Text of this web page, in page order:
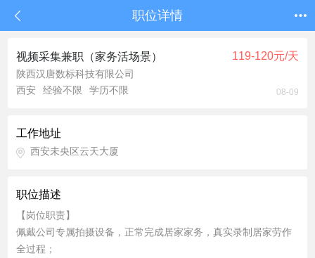
职位详情
视频采集兼职（家务活场景） 119-120元/天
陕西汉唐数标科技有限公司
西安
经验不限 学历不限 08-09
工作地址
西安未央区云天大厦
职位描述
【岗位职责】
佩戴公司专属拍摄设备，正常完成居家家务，真实录制居家劳作
全过程；